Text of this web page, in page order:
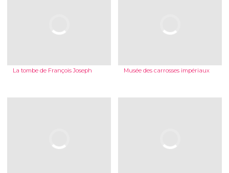
La tombe de François Joseph Musée des carrosses impériaux